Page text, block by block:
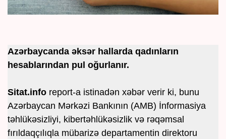
Azərbaycanda əksər hallarda qadınların
hesablarından pul oğurlanır.
Sitat.info report-a istinadən xəbər verir ki, bunu ​
Azərbaycan Mərkəzi Bankının (AMB) İnformasiya
təhlükəsizliyi, kibertəhlükəsizlik və rəqəmsal
fırıldaqçılıqla mübarizə departamentin direktoru